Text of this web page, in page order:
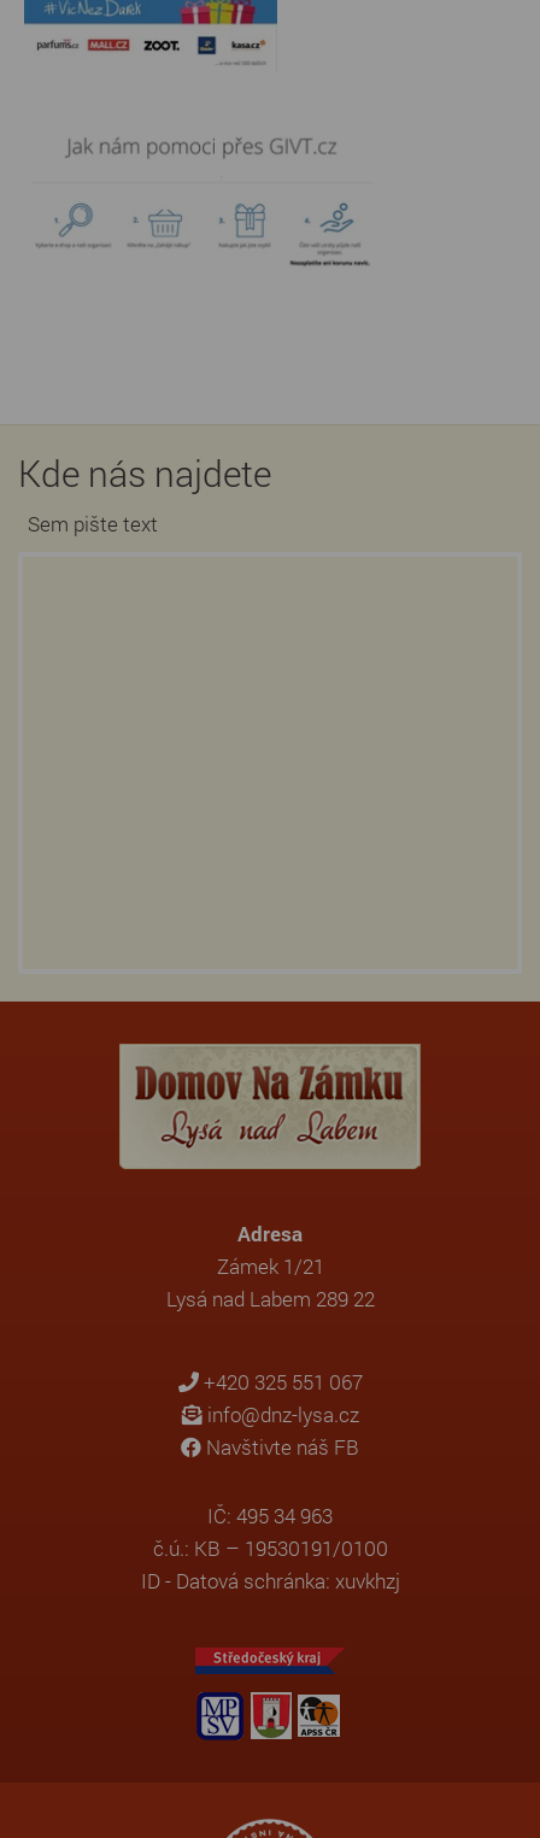
Kde nás najdete
Sem pište text
Adresa
Zámek 1/21
Lysá nad Labem 289 22
+420 325 551 067
info@dnz-lysa.cz
Navštivte náš FB
IČ: 495 34 963
č.ú.: KB – 19530191/0100
ID - Datová schránka: xuvkhzj